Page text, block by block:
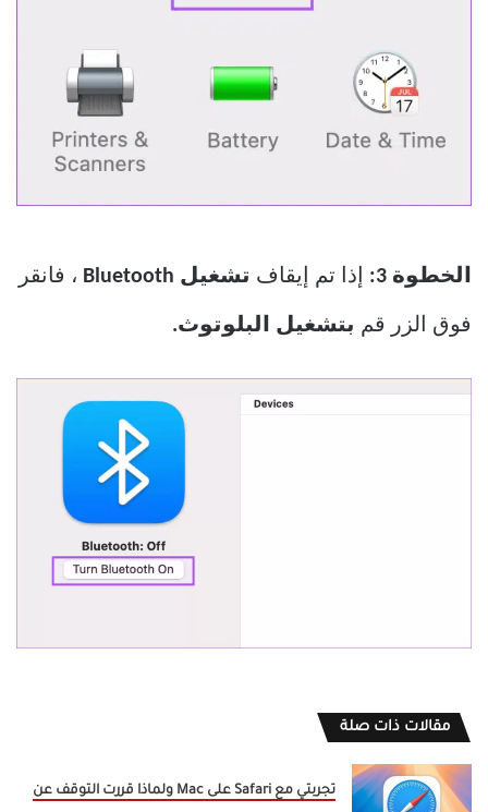
الخطوة 3: إذا تم إيقاف تشغيل Bluetooth ، فانقر
فوق الزر قم بتشغيل البلوتوث.
مقالات ذات صلة
تجربتي مع Safari على Mac ولماذا قررت التوقف عن